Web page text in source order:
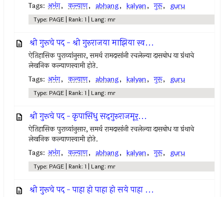
Tags: अभंग, कल्याण, abhang, kalyan, गुरू, guru
Type: PAGE | Rank: 1 | Lang: mr
श्री गुरूचे पद - श्री गुरुराजया माझिया स्व...
ऐतिहासिक पुराव्यांनुसार, समर्थ रामदासांनी रचलेल्या दासबोध या ग्रंथाचे
लेखनिक कल्याणस्वामी होते.
Tags: अभंग, कल्याण, abhang, kalyan, गुरू, guru
Type: PAGE | Rank: 1 | Lang: mr
श्री गुरूचे पद - कृपासिंधु सद्‍गुरुराजमूर्...
ऐतिहासिक पुराव्यांनुसार, समर्थ रामदासांनी रचलेल्या दासबोध या ग्रंथाचे
लेखनिक कल्याणस्वामी होते.
Tags: अभंग, कल्याण, abhang, kalyan, गुरू, guru
Type: PAGE | Rank: 1 | Lang: mr
श्री गुरूचे पद - पाहा हो पाहा हो सये पाहा ...